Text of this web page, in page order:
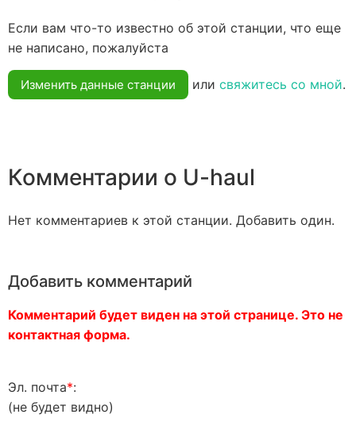
Если вам что-то известно об этой станции, что еще
не написано, пожалуйста
Изменить данные станции или свяжитесь со мной.
Комментарии о U-haul
Нет комментариев к этой станции. Добавить один.
Добавить комментарий
Комментарий будет виден на этой странице. Это не
контактная форма.
Эл. почта*:
(не будет видно)